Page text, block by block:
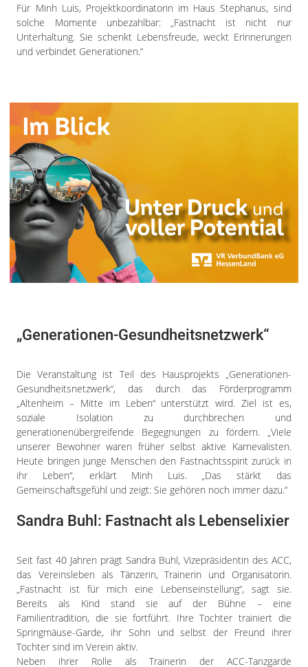
Für Minh Luis, Projektkoordinatorin im Haus Stephanus, sind
solche Momente unbezahlbar: „Fastnacht ist nicht nur
Unterhaltung. Sie schenkt Lebensfreude, weckt Erinnerungen
und verbindet Generationen.“
„Generationen-Gesundheitsnetzwerk“
Die Veranstaltung ist Teil des Hausprojekts „Generationen-
Gesundheitsnetzwerk“, das durch das Förderprogramm
„Altenheim – Mitte im Leben“ unterstützt wird. Ziel ist es,
soziale Isolation zu durchbrechen und
generationenübergreifende Begegnungen zu fördern. „Viele
unserer Bewohner waren früher selbst aktive Karnevalisten.
Heute bringen junge Menschen den Fastnachtsspirit zurück in
ihr Leben“, erklärt Minh Luis. „Das stärkt das
Gemeinschaftsgefühl und zeigt: Sie gehören noch immer dazu.“
Sandra Buhl: Fastnacht als Lebenselixier
Seit fast 40 Jahren prägt Sandra Buhl, Vizepräsidentin des ACC,
das Vereinsleben als Tänzerin, Trainerin und Organisatorin.
„Fastnacht ist für mich eine Lebenseinstellung“, sagt sie.
Bereits als Kind stand sie auf der Bühne – eine
Familientradition, die sie fortführt. Ihre Tochter trainiert die
Springmäuse-Garde, ihr Sohn und selbst der Freund ihrer
Tochter sind im Verein aktiv.
Neben ihrer Rolle als Trainerin der ACC-Tanzgarde